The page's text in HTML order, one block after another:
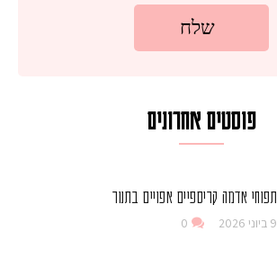
פוסטים אחרונים
תפוחי אדמה קריספיים אפויים בתנור
9 ביוני 2026 0